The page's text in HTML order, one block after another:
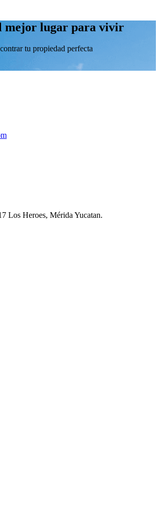
mejor lugar para vivir
tu propiedad perfecta
Los Heroes, Mérida Yucatan.